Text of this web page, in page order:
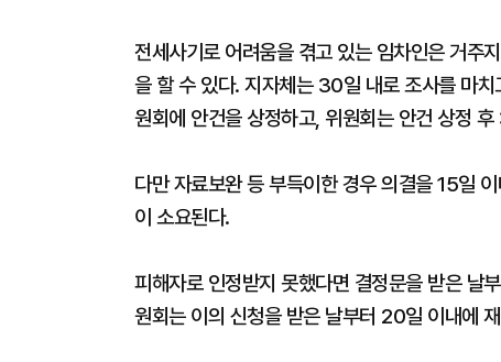
전세사기로 어려움을 겪고 있는 임차인은 거주
을 할 수 있다. 지자체는 30일 내로 조사를 마
원회에 안건을 상정하고, 위원회는 안건 상정
다만 자료보완 등 부득이한 경우 의결을 15일
이 소요된다.
피해자로 인정받지 못했다면 결정문을 받은 날
원회는 이의 신청을 받은 날부터 20일 이내에